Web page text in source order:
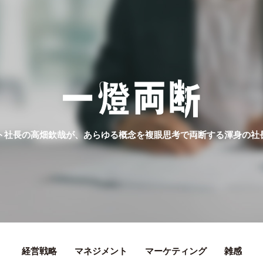
社長の高畑欽哉が、あらゆる概念を複眼思考で両断する渾身の社
経営戦略 マネジメント マーケティング 雑感